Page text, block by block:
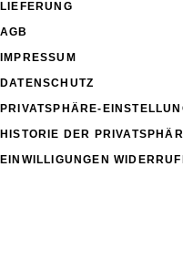
LIEFERUNG
AGB
IMPRESSUM
DATENSCHUTZ
PRIVATSPHÄRE-
HISTORIE DER
EINWILLIGUNGEN